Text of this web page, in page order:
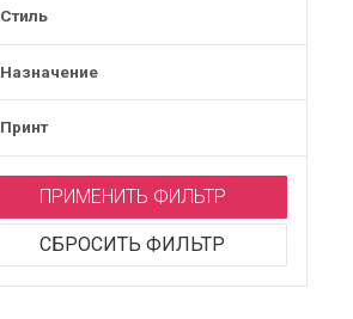
Стиль
Назначение
Принт
ПРИМЕНИТЬ ФИЛЬТР
СБРОСИТЬ ФИЛЬТР